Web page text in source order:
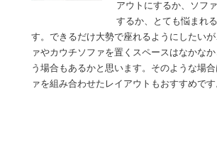
アウトにするか、ソフ
するか、とても悩まれ
す。できるだけ大勢で座れるようにしたい
ァやカウチソファを置くスペースはなかな
う場合もあるかと思います。そのような場
ァを組み合わせたレイアウトもおすすめで